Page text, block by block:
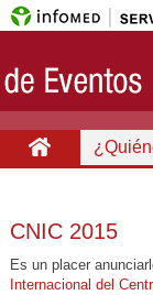
CNIC 2015
Es un placer
Internacional del